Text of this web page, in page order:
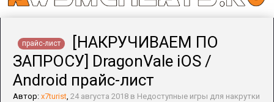
прайс-лист
[НАКРУЧИВАЕМ ПО
ЗАПРОСУ] DragonVale iOS /
Android прайс-лист
Автор: x7turist, 24 августа 2018 в Недоступные игры для накрутки